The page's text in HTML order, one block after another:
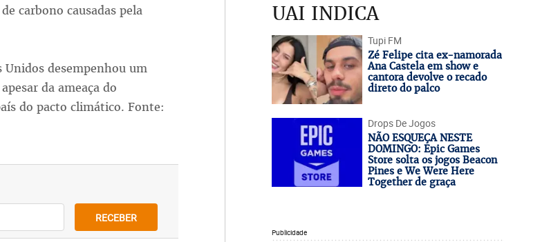
carbono causadas pela
Unidos desempenhou um
da ameaça do
do pacto climático. Fonte:
RECEBER
UAI INDICA
Tupi FM
Zé Felipe cita ex-namorada
Ana Castela em show e
cantora devolve o recado
direto do palco
Drops De Jogos
NÃO ESQUEÇA NESTE
DOMINGO: Epic Games
Store solta os jogos Beacon
Pines e We Were Here
Together de graça
Publicidade